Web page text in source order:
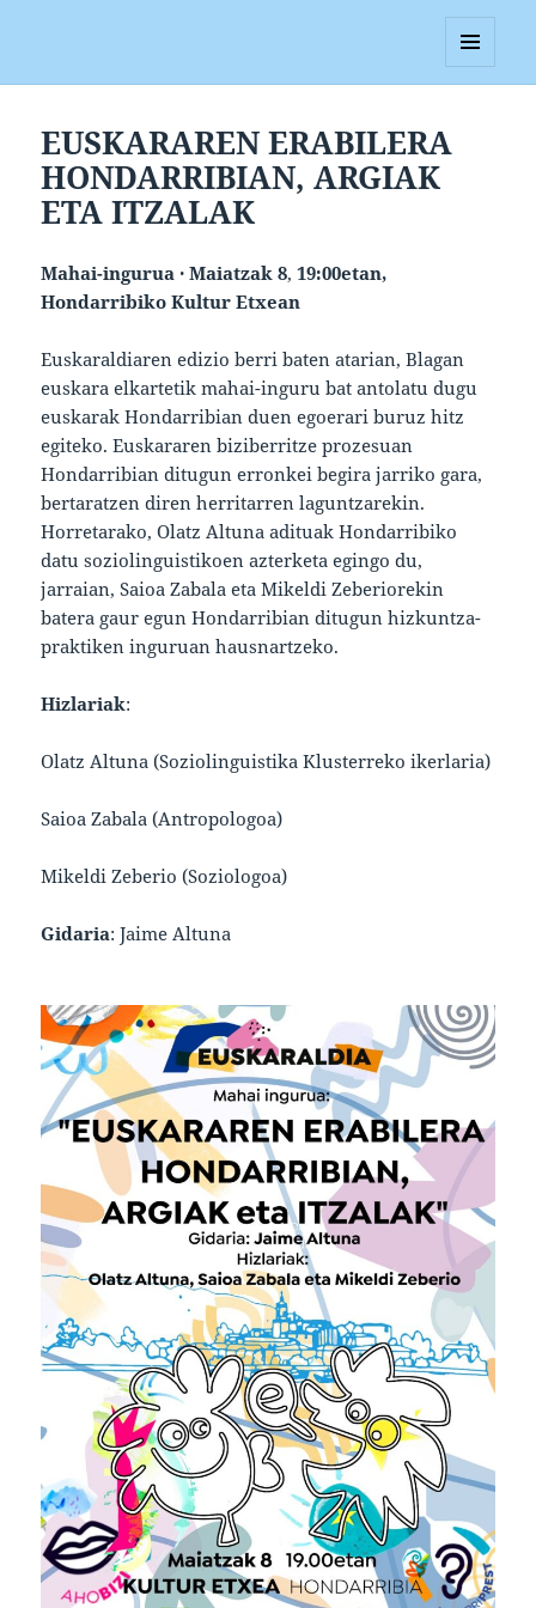
EUSKARAREN ERABILERA
HONDARRIBIAN, ARGIAK
ETA ITZALAK
Mahai-ingurua · Maiatzak 8, 19:00etan,
Hondarribiko Kultur Etxean
Euskaraldiaren edizio berri baten atarian, Blagan
euskara elkartetik mahai-inguru bat antolatu dugu
euskarak Hondarribian duen egoerari buruz hitz
egiteko. Euskararen biziberritze prozesuan
Hondarribian ditugun erronkei begira jarriko gara,
bertaratzen diren herritarren laguntzarekin.
Horretarako, Olatz Altuna adituak Hondarribiko
datu soziolinguistikoen azterketa egingo du,
jarraian, Saioa Zabala eta Mikeldi Zeberiorekin
batera gaur egun Hondarribian ditugun hizkuntza-
praktiken inguruan hausnartzeko.
Hizlariak:
Olatz Altuna (Soziolinguistika Klusterreko ikerlaria)
Saioa Zabala (Antropologoa)
Mikeldi Zeberio (Soziologoa)
Gidaria: Jaime Altuna